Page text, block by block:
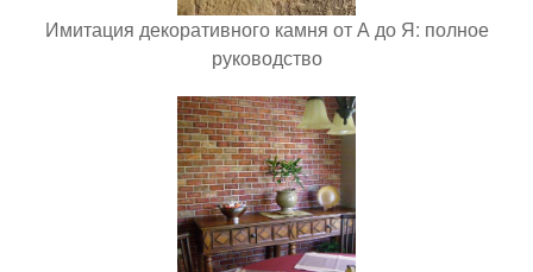
Имитация декоративного камня от А до Я: полное
руководство